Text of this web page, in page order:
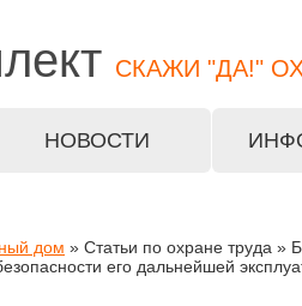
СКАЖИ "ДА!"
НОВОСТИ
дом » Статьи по охране труда
его дальнейшей